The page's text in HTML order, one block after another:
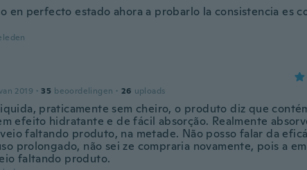
en perfecto estado ahora a probarlo la consistencia es
2019 · 35 beoordelingen · 26 uploads
praticamente sem cheiro, o produto diz que
efeito hidratante e de fácil absorção. Realmente
faltando produto, na metade. Não posso falar da
prolongado, não sei ze compraria novamente, pois a
faltando produto.